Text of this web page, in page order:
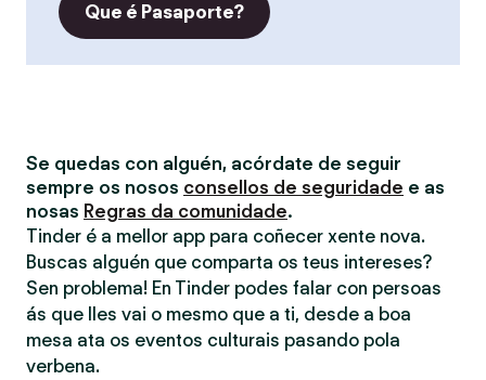
Que é Pasaporte?
Se quedas con alguén, acórdate de seguir
sempre os nosos consellos de seguridade e as
nosas Regras da comunidade.
Tinder é a mellor app para coñecer xente nova.
Buscas alguén que comparta os teus intereses?
Sen problema! En Tinder podes falar con persoas
ás que lles vai o mesmo que a ti, desde a boa
mesa ata os eventos culturais pasando pola
verbena.